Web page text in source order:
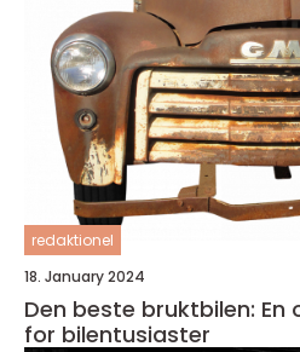
redaktionel
18. January 2024
Den beste bruktbilen:
for bilentusiaster